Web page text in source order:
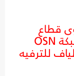
قطاع
الترفيه المنزلي في البحرين؛ شبكة OSN
للترفيه